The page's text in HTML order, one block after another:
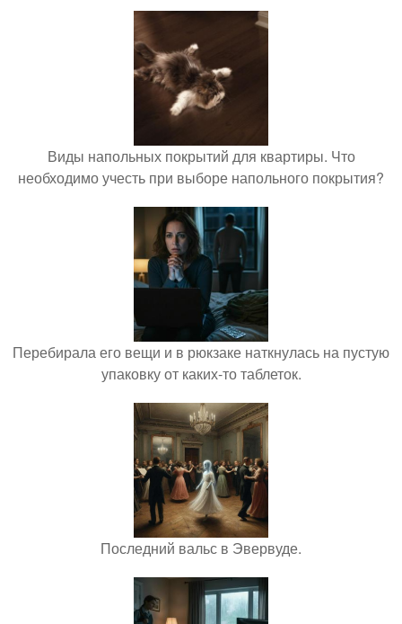
Виды напольных покрытий для квартиры. Что
необходимо учесть при выборе напольного покрытия?
Перебирала его вещи и в рюкзаке наткнулась на пустую
упаковку от каких-то таблеток.
Последний вальс в Эвервуде.